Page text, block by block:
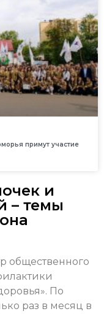
примут участие
и
– темы
общественного
По
раз в месяц в